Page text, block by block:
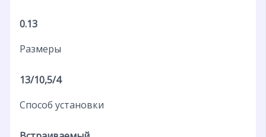
0.13
Размеры
13/10,5/4
Способ установки